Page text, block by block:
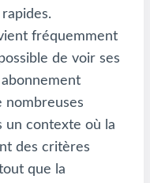
fréquemment
de voir ses
nombreuses
un contexte où la
des critères
que la